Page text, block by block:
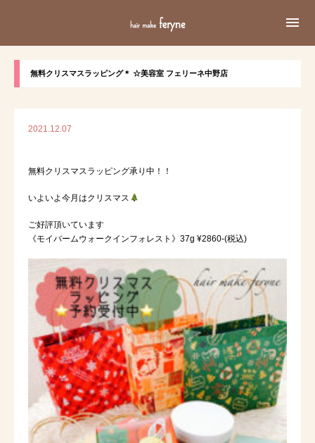

無料クリスマスラッピング＊ ☆美容室 フェリーネ中野店
2021.12.07
無料クリスマスラッピング承り中！！
いよいよ今月はクリスマス
ご好評頂いています
《モイバームウォークインフォレスト》37g ¥2860-(税込)